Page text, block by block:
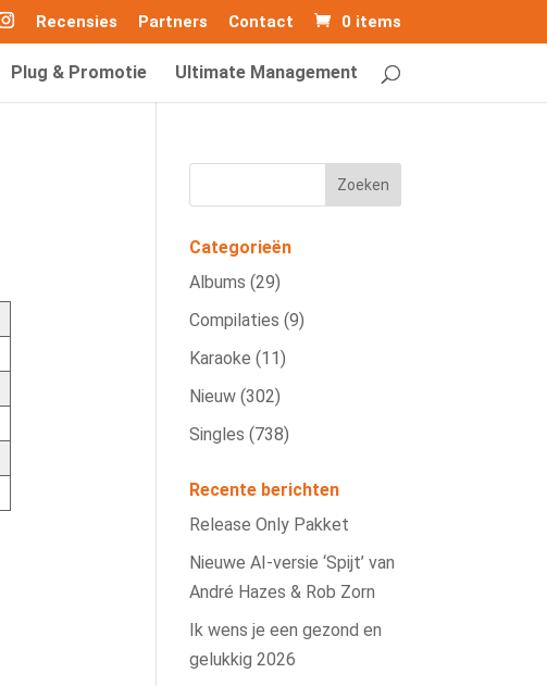
Recensies Partners Contact 0 items
Plug & Promotie Ultimate Management
Categorieën
Albums (29)
Compilaties (9)
Karaoke (11)
Nieuw (302)
Singles (738)
Recente berichten
Release Only Pakket
Nieuwe AI‑versie ‘Spijt’ van
André Hazes & Rob Zorn
Ik wens je een gezond en
gelukkig 2026